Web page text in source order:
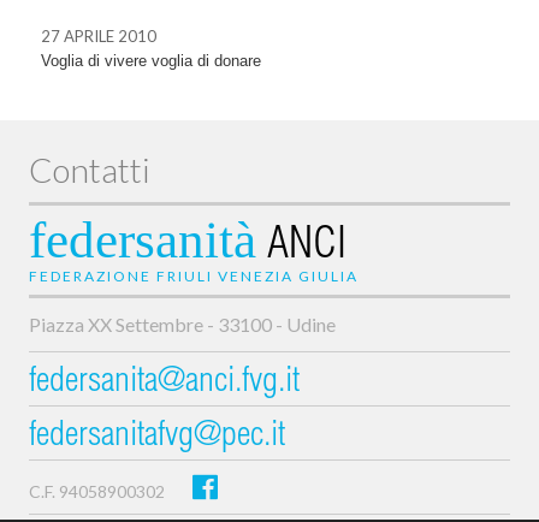
27 APRILE 2010
Voglia di vivere voglia di donare
Contatti
federsanità ANCI
FEDERAZIONE FRIULI VENEZIA GIULIA
Piazza XX Settembre - 33100 - Udine
federsanita@anci.fvg.it
federsanitafvg@pec.it
C.F. 94058900302